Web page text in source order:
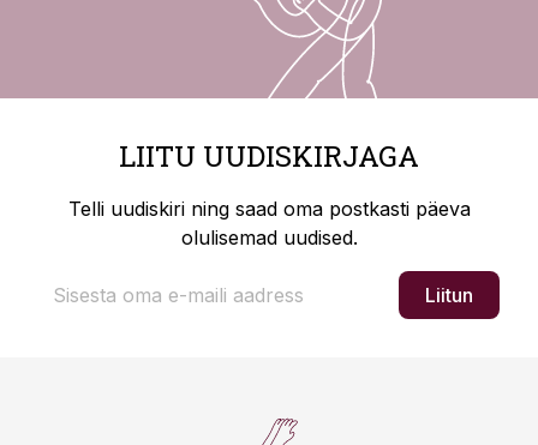
LIITU UUDISKIRJAGA
Telli uudiskiri ning saad oma postkasti päeva
olulisemad uudised.
Liitun